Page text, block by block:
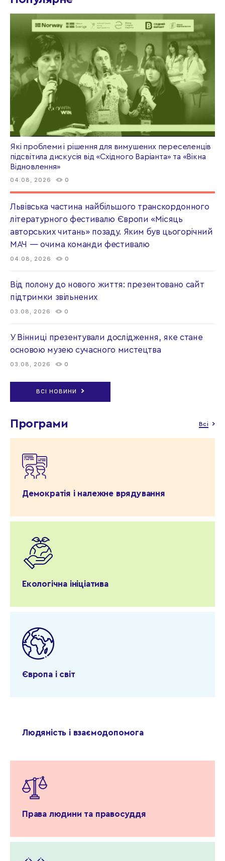
Які проблеми і рішення для вимушених переселенців
підсвітила дискусія від «Східного Варіанта» та «Вікна
Відновлення»
04.08, 2026 0
Львівська частина найбільшого транскордонного
літературного фестивалю Європи «Місяць
авторських читань» позаду. Яким був цьогорічний
МАЧ — очима команди фестивалю
04.08, 2026 0
Від полону до нового життя: презентовано сайт
підтримки звільнених
03.08, 2026 0
У Вінниці презентували дослідження, яке стане
основою музею сучасного мистецтва
03.08, 2026 0
ВСІ НОВИНИ
Програми Всі
Демократія і належне врядування
Екологічна ініціатива
Європа і світ
Людяність і взаємодопомога
Права людини та правосуддя